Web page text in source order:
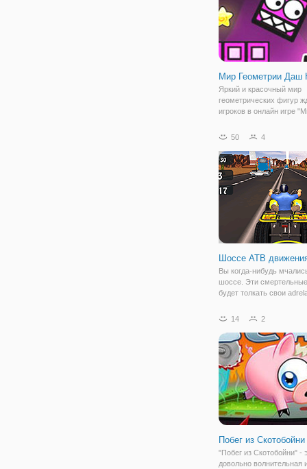
Мир Геометрии Даш
Яркий и красочный мир
геометрических фигур
игроков в онлайн игре
увлекательная аркада
прокачивает в первую
скорости реакции. Игра
еще в
50 4
Шоссе АТВ
Вы когда-нибудь
шоссе. Эти
будет толкать свои
гонять по трассе в
столкновения с другими
транспортными
14 2
Побег из Скотобойни
"Побег из Скотобойни" -
довольно волнительная